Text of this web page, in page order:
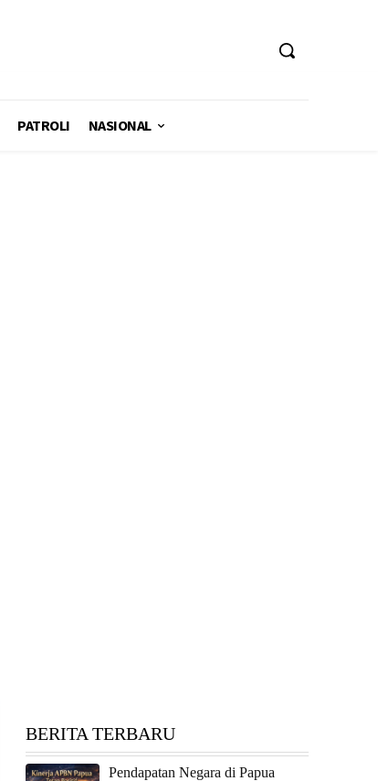
PATROLI NASIONAL
BERITA TERBARU
Pendapatan Negara di Papua